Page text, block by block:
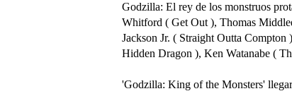
Godzilla: El rey de los monstruos
Whitford ( Get Out ), Thomas
Jackson Jr. ( Straight Outta
Hidden Dragon ), Ken Watanabe (
'Godzilla: King of the Monsters'